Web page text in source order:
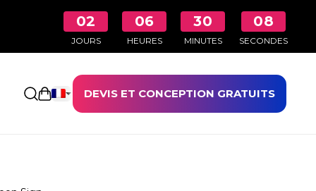
02
JOURS
06
HEURES
30
MINUTES
07
SECONDES
Ouvrir le panierDEVIS ET CONCEPTION GRATUITS